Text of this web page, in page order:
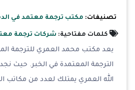
تصنيفات: مكتب ترجمة معتمد في
كلمات مفتاحية: شركات ترجمة
يعد مكتب محمد العمري للترجمة
الترجمة المعتمدة في الخبر. حيث
الله العمري يمتلك لعدد من مكاتب